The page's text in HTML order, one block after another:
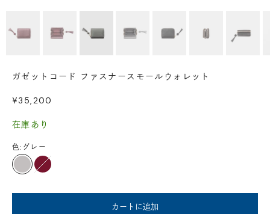
ガゼットコード ファスナースモールウォレット
セール価格
¥35,200
在庫あり
色: グレー
グレーボルドー
カートに追加